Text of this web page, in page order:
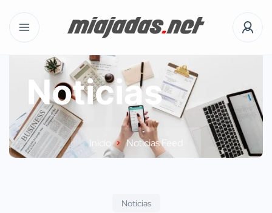
Noticias
Noticias Feed
Noticias